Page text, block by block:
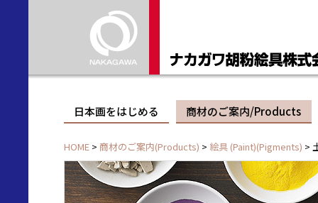
日本画をはじめる 商材のご案内/Products
HOME > 商材のご案内(Products) > 絵具 (Paint)(Pigments) >